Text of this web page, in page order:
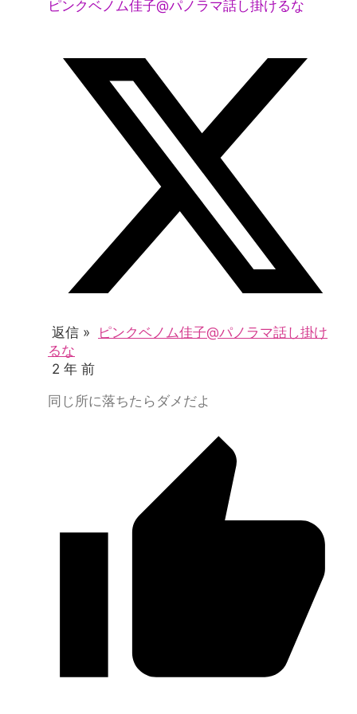
ピンクベノム佳子@パノラマ話し掛けるな
返信 »
ピンクベノム佳子@パノラマ話し掛け
るな
2 年 前
同じ所に落ちたらダメだよ